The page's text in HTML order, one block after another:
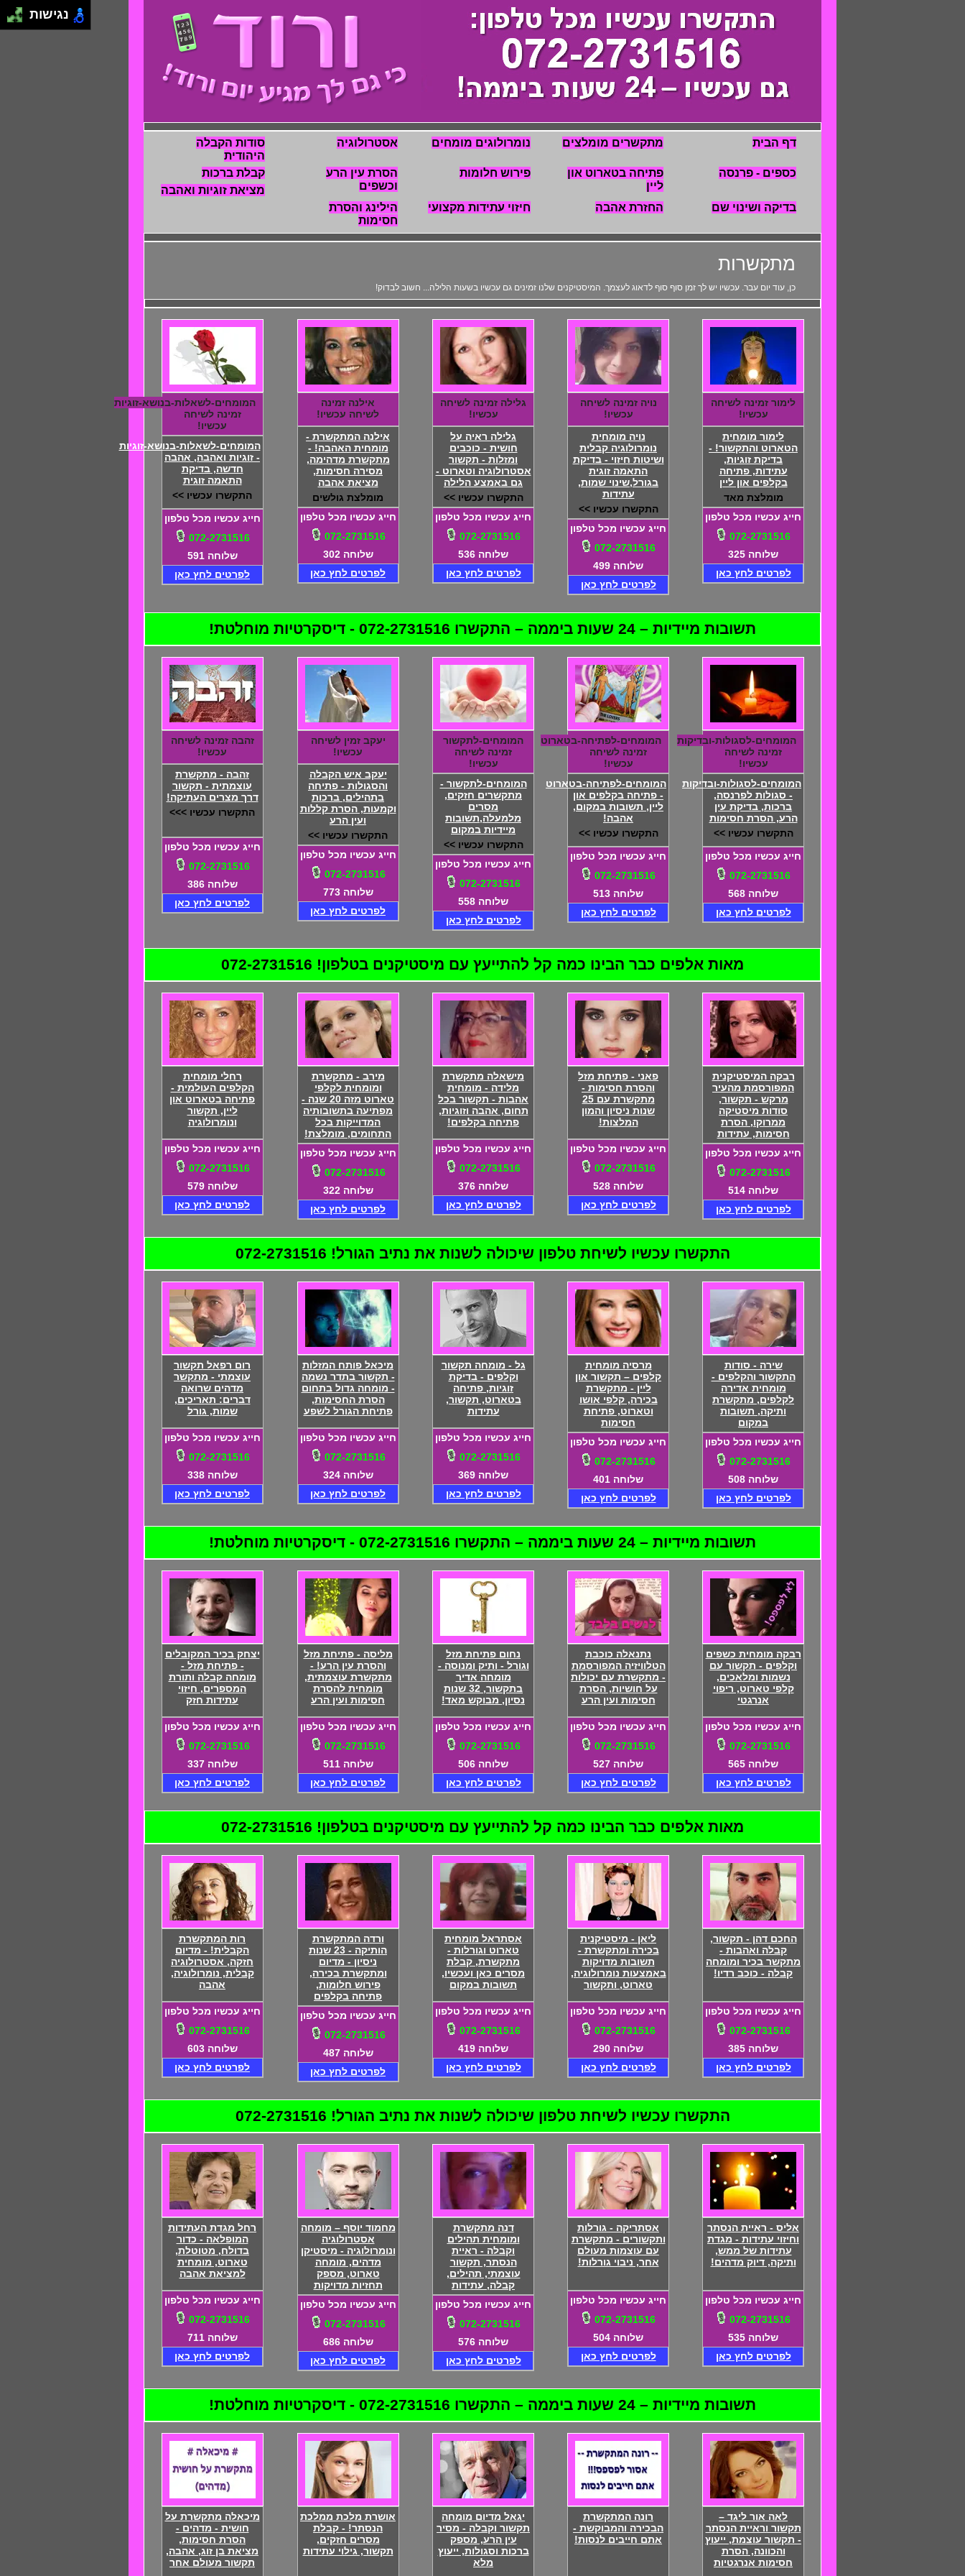
דף הבית מתקשרים מומלצים נומרולוגים מומחים אסטרולוגיה
סודות הקבלה
היהודית
כספים - פרנסה
פתיחה בטארוט און
ליין
פירוש חלומות
הסרת עין הרע
וכשפים
קבלת ברכות
מציאת זוגיות ואהבה
בדיקה ושינוי שם
החזרת אהבה חיזוי עתידות מקצועי
הילינג והסרת
חסימות
מתקשרות
כן, עוד יום עבר. עכשיו יש לך זמן סוף סוף לדאוג לעצמך. המיסטיקנים שלנו זמינים גם עכשיו בשעות הלילה... חשוב לבדוק!
לימור זמינה לשיחה
עכשיו!
לימור מומחית
הטארוט והתקשור! -
בדיקת זוגיות,
עתידות, פתיחה
בקלפים און ליין
מומלצת מאד
חייג עכשיו מכל טלפון
072-2731516
שלוחה 325
לפרטים לחץ כאן
נויה זמינה לשיחה
עכשיו!
נויה מומחית
נומרולוגיה קבלית
ושיטות חיזוי - בדיקת
התאמה זוגית
בגורל,שינוי שמות,
עתידות
התקשרו עכשיו >>
חייג עכשיו מכל טלפון
072-2731516
שלוחה 499
לפרטים לחץ כאן
גלילה זמינה לשיחה
עכשיו!
גלילה ראיה על
חושית - כוכבים
ומזלות - תקשור
אסטרולוגיה וטארוט -
גם באמצע הלילה
התקשרו עכשיו >>
חייג עכשיו מכל טלפון
072-2731516
שלוחה 536
לפרטים לחץ כאן
אילנה זמינה
לשיחה עכשיו!
אילנה המתקשרת -
מומחית האהבה! -
מתקשרת מדהימה,
מסירה חסימות,
מציאת אהבה
מומלצת גולשים
חייג עכשיו מכל טלפון
072-2731516
שלוחה 302
לפרטים לחץ כאן
המומחים-לשאלות-בנושא-זוגיות
זמינה לשיחה
עכשיו!
המומחים-לשאלות-בנושא-זוגיות
- זוגיות ואהבה, אהבה
חדשה, בדיקת
התאמה זוגית
התקשרו עכשיו >>
חייג עכשיו מכל טלפון
072-2731516
שלוחה 591
לפרטים לחץ כאן
תשובות מיידיות – 24 שעות ביממה – התקשרו 072-2731516 - דיסקרטיות מוחלטת!
המומחים-לסגולות-ובדיקות
זמינה לשיחה
עכשיו!
המומחים-לסגולות-ובדיקות
- סגולות לפרנסה,
ברכות, בדיקת עין
הרע, הסרת חסימות
התקשרו עכשיו >>
חייג עכשיו מכל טלפון
072-2731516
שלוחה 568
לפרטים לחץ כאן
המומחים-לפתיחה-בטארוט
זמינה לשיחה
עכשיו!
המומחים-לפתיחה-בטארוט
- פתיחה בקלפים און
ליין, תשובות במקום,
אהבה!
התקשרו עכשיו >>
חייג עכשיו מכל טלפון
072-2731516
שלוחה 513
לפרטים לחץ כאן
המומחים-לתקשור
זמינה לשיחה
עכשיו!
המומחים-לתקשור -
מתקשרים חזקים,
מסרים
מלמעלה,תשובות
מיידיות במקום
התקשרו עכשיו >>
חייג עכשיו מכל טלפון
072-2731516
שלוחה 558
לפרטים לחץ כאן
יעקב זמין לשיחה
עכשיו!
יעקב איש הקבלה
והסגולות - פתיחה
בתהילים, ברכות
וקמעות, הסרת קללות
ועין הרע
התקשרו עכשיו >>
חייג עכשיו מכל טלפון
072-2731516
שלוחה 773
לפרטים לחץ כאן
זהבה זמינה לשיחה
עכשיו!
זהבה - מתקשרת
עוצמתית - תקשור
דרך מצרים העתיקה!
התקשרו עכשיו >>>
חייג עכשיו מכל טלפון
072-2731516
שלוחה 386
לפרטים לחץ כאן
מאות אלפים כבר הבינו כמה קל להתייעץ עם מיסטיקנים בטלפון! 072-2731516
רבקה המיסטיקנית
המפורסמת מהעיר
מרקש - תקשור,
סודות מיסטיקה
ממרוקו, הסרת
חסימות, עתידות
חייג עכשיו מכל טלפון
072-2731516
שלוחה 514
לפרטים לחץ כאן
פאני - פתיחת מזל
והסרת חסימות -
מתקשרת עם 25
שנות ניסיון והמון
המלצות!
חייג עכשיו מכל טלפון
072-2731516
שלוחה 528
לפרטים לחץ כאן
מישאלה מתקשרת
מלידה - מומחית
אהבות - תקשור בכל
תחום, אהבה וזוגיות,
פתיחה בקלפים!
חייג עכשיו מכל טלפון
072-2731516
שלוחה 376
לפרטים לחץ כאן
מירב - מתקשרת
ומומחית לקלפי
טארוט מזה 20 שנה -
מפתיעה בתשובותיה
המדוייקות בכל
התחומים, מומלצת!
חייג עכשיו מכל טלפון
072-2731516
שלוחה 322
לפרטים לחץ כאן
רחלי מומחית
הקלפים העולמית -
פתיחה בטארוט און
ליין, תקשור
ונומרולוגיה
חייג עכשיו מכל טלפון
072-2731516
שלוחה 579
לפרטים לחץ כאן
התקשרו עכשיו לשיחת טלפון שיכולה לשנות את נתיב הגורל! 072-2731516
שירה - סודות
התקשור והקלפים -
מומחית אדירה
לקלפים, מתקשרת
ותיקה, תשובות
במקום
חייג עכשיו מכל טלפון
072-2731516
שלוחה 508
לפרטים לחץ כאן
מרסיה מומחית
קלפים – תקשור און
ליין - מתקשרת
בכירה, קלפי אושו
וטארוט, פתיחת
חסימות
חייג עכשיו מכל טלפון
072-2731516
שלוחה 401
לפרטים לחץ כאן
גל - מומחה תקשור
וקלפים - בדיקת
זוגיות, פתיחה
בטארוט, תקשור,
עתידות
חייג עכשיו מכל טלפון
072-2731516
שלוחה 369
לפרטים לחץ כאן
מיכאל פותח המזלות
- תקשור בתדר נשמה
- מומחה גדול בתחום
הסרת החסימות,
פתיחת הגורל לשפע
חייג עכשיו מכל טלפון
072-2731516
שלוחה 324
לפרטים לחץ כאן
רום רפאל תקשור
עוצמתי - מתקשר
מדהים שרואה
דברים: תאריכים,
שמות, גורל
חייג עכשיו מכל טלפון
072-2731516
שלוחה 338
לפרטים לחץ כאן
תשובות מיידיות – 24 שעות ביממה – התקשרו 072-2731516 - דיסקרטיות מוחלטת!
רבקה מומחית כשפים
וקלפים - תקשור עם
נשמות ומלאכים,
קלפי טארוט, ריפוי
אנרגטי
חייג עכשיו מכל טלפון
072-2731516
שלוחה 565
לפרטים לחץ כאן
נתנאלה כוכבת
הטלוויזיה המפורסמת
- מתקשרת עם יכולות
על חושיות, הסרת
חסימות ועין הרע
חייג עכשיו מכל טלפון
072-2731516
שלוחה 527
לפרטים לחץ כאן
נחום פתיחת מזל
וגורל - ותיק ומנוסה -
מומחה אדיר
בתקשור, 32 שנות
נסיון, מבוקש מאד!
חייג עכשיו מכל טלפון
072-2731516
שלוחה 506
לפרטים לחץ כאן
מליסה - פתיחת מזל
והסרת עין הרע! -
מתקשרת עוצמתית,
מומחית להסרת
חסימות ועין הרע
חייג עכשיו מכל טלפון
072-2731516
שלוחה 511
לפרטים לחץ כאן
יצחק בכיר המקובלים
- פתיחת מזל -
מומחה קבלה ותורת
המספרים, חיזוי
עתידות חזק
חייג עכשיו מכל טלפון
072-2731516
שלוחה 337
לפרטים לחץ כאן
מאות אלפים כבר הבינו כמה קל להתייעץ עם מיסטיקנים בטלפון! 072-2731516
החכם דהן - תקשור,
קבלה ואהבות -
מתקשר בכיר ומומחה
קבלה - כוכב רדיו!
חייג עכשיו מכל טלפון
072-2731516
שלוחה 385
לפרטים לחץ כאן
ליאן - מיסטיקנית
בכירה ומתקשרת -
תשובות מדויקות
באמצעות נומרולוגיה,
טארוט, ותקשור
חייג עכשיו מכל טלפון
072-2731516
שלוחה 290
לפרטים לחץ כאן
אסתראל מומחית
טארוט וגורלות -
מתקשרת, קבלת
מסרים כאן ועכשיו,
תשובות במקום
חייג עכשיו מכל טלפון
072-2731516
שלוחה 419
לפרטים לחץ כאן
ורדה המתקשרת
הותיקה - 23 שנות
ניסיון - מדיום
ומתקשרת בכירה,
פירוש חלומות,
פתיחה בקלפים
חייג עכשיו מכל טלפון
072-2731516
שלוחה 487
לפרטים לחץ כאן
רות המתקשרת
הקבלית! - מדיום
חזקה, אסטרולוגיה
קבלית, נומרולוגיה,
אהבה
חייג עכשיו מכל טלפון
072-2731516
שלוחה 603
לפרטים לחץ כאן
התקשרו עכשיו לשיחת טלפון שיכולה לשנות את נתיב הגורל! 072-2731516
אליס - ראיית הנסתר
וחיזוי עתידות - מגדת
עתידות של ממש,
ותיקה, דיוק מדהים!
חייג עכשיו מכל טלפון
072-2731516
שלוחה 535
לפרטים לחץ כאן
אסתריקה - גורלות
ותקשורים - מתקשרת
עם עוצמות מעולם
אחר, ניבוי גורלות!
חייג עכשיו מכל טלפון
072-2731516
שלוחה 504
לפרטים לחץ כאן
דנה מתקשרת
ומומחית תהילים
וקבלה - ראיית
הנסתר, תקשור
עוצמתי, תהילים,
קבלה, עתידות
חייג עכשיו מכל טלפון
072-2731516
שלוחה 576
לפרטים לחץ כאן
מחמוד יוסף – מומחה
אסטרולוגיה
ונומרולוגיה - מיסטיקן
מדהים, מומחה
טארוט, מספק
תחזיות מדויקות
חייג עכשיו מכל טלפון
072-2731516
שלוחה 686
לפרטים לחץ כאן
רחל מגדת העתידות
המופלאה - כדור
בדולח, מטוטלת,
טארוט, מומחית
למציאת אהבה
חייג עכשיו מכל טלפון
072-2731516
שלוחה 711
לפרטים לחץ כאן
תשובות מיידיות – 24 שעות ביממה – התקשרו 072-2731516 - דיסקרטיות מוחלטת!
לאה אור ליגד –
תקשור וראיית הנסתר
- תקשור עוצמת, ייעוץ
והכוונה, הסרת
חסימות אנרגטיות
רונה המתקשרת
הבכירה והמבוקשת -
אתם חייבים לנסות!
יגאל מדיום מומחה
תקשור וקבלה - מסיר
עין הרע, מספק
ברכות וסגולות, ייעוץ
מלא
אושרת מלכת ממלכת
הנסתר! - קבלת
מסרים חזקים,
תקשור, גילוי עתידות
מיכאלה מתקשרת על
חושית - מדהים -
הסרת חסימות,
מציאת בן זוג, אהבה,
תקשור מעולם אחר
נגישות